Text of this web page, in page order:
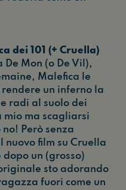
dei 101 (+ Cruella)
Mon (o De Vil),
Malefica le
un inferno la
radi al suolo dei
mio ma scagliarsi
Però senza
nuovo film su Cruella
un (grosso)
sto adorando
fuori come un